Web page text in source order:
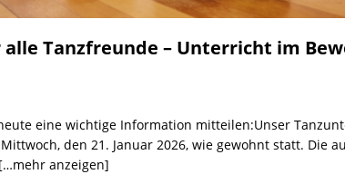
Tanzfreunde – Unterricht im
eine wichtige Information mitteilen:Unser
den 21. Januar 2026, wie gewohnt statt. Die
[…mehr anzeigen]